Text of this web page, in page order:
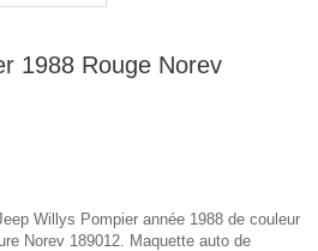
1988 Rouge Norev
Willys Pompier année 1988 de couleur
Norev 189012. Maquette auto de